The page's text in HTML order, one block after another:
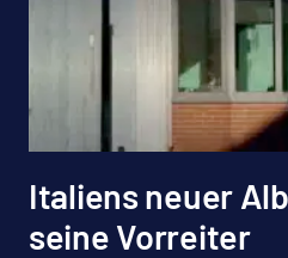
Italiens neuer
seine Vorreiter